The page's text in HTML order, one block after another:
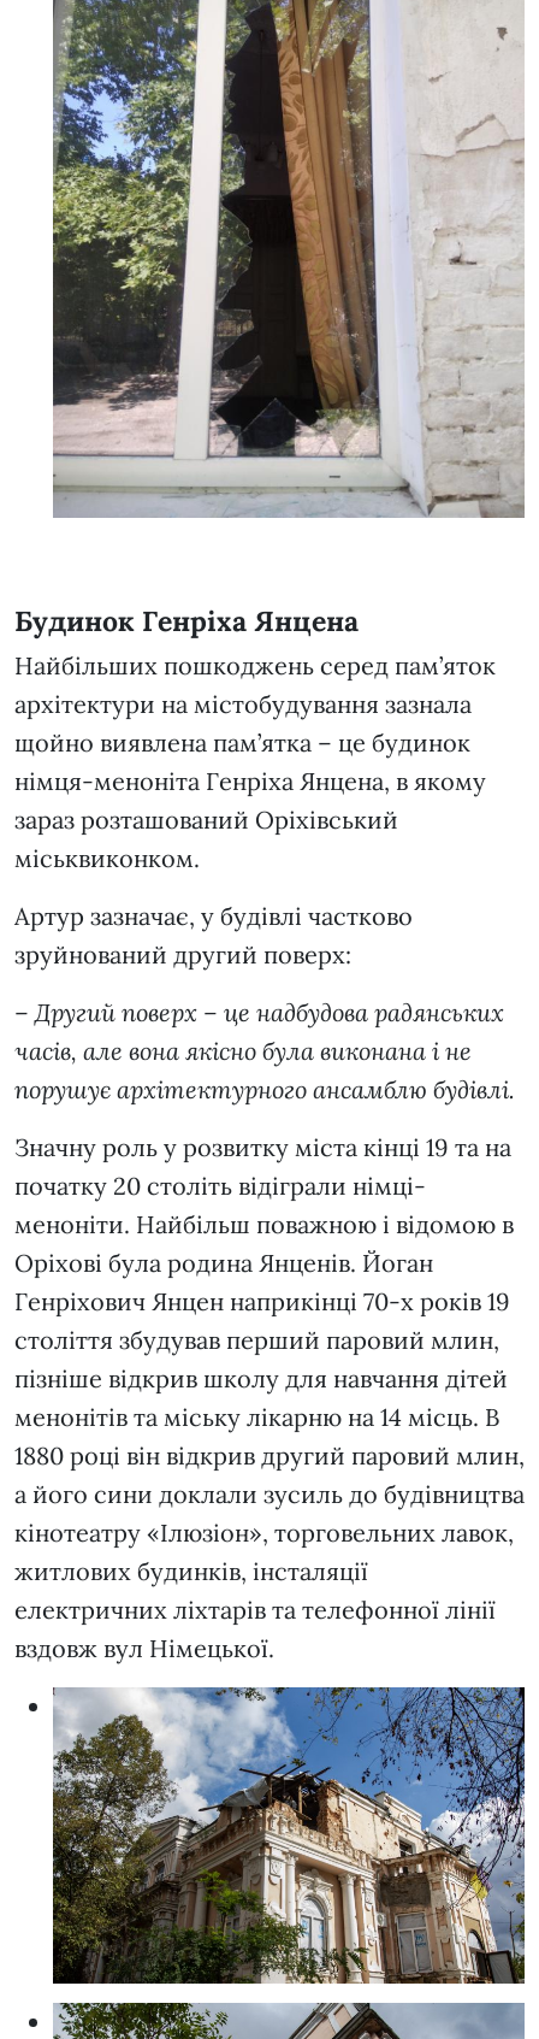
Будинок Генріха Янцена
Найбільших пошкоджень серед пам’яток
архітектури на містобудування зазнала
щойно виявлена пам’ятка – це будинок
німця-меноніта Генріха Янцена, в якому
зараз розташований Оріхівський
міськвиконком.
Артур зазначає, у будівлі частково
зруйнований другий поверх:
– Другий поверх – це надбудова радянських
часів, але вона якісно була виконана і не
порушує архітектурного ансамблю будівлі.
Значну роль у розвитку міста кінці 19 та на
початку 20 століть відіграли німці-
меноніти. Найбільш поважною і відомою в
Оріхові була родина Янценів. Йоган
Генріхович Янцен наприкінці 70-х років 19
століття збудував перший паровий млин,
пізніше відкрив школу для навчання дітей
менонітів та міську лікарню на 14 місць. В
1880 році він відкрив другий паровий млин,
а його сини доклали зусиль до будівництва
кінотеатру «Ілюзіон», торговельних лавок,
житлових будинків, інсталяції
електричних ліхтарів та телефонної лінії
вздовж вул Німецької.